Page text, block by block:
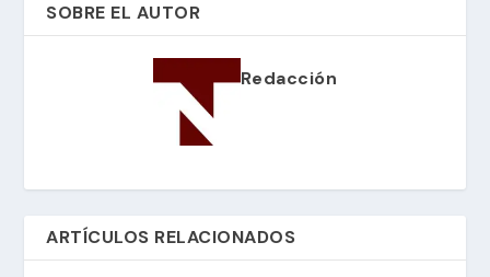
SOBRE EL AUTOR
Redacción
ARTÍCULOS RELACIONADOS